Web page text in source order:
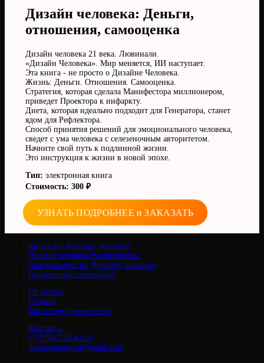
Дизайн человека: Деньги,
отношения, самооценка
Дизайн человека 21 века. Лювинали.
«Дизайн Человека». Мир меняется, ИИ наступает.
Эта книга - не просто о Дизайне Человека.
Жизнь: Деньги. Отношения. Самооценка.
Стратегия, которая сделала Манифестора миллионером,
приведет Проектора к инфаркту.
Диета, которая идеально подходит для Генератора, станет
ядом для Рефлектора.
Способ принятия решений для эмоционального человека,
сведет с ума человека с селезеночным авторитетом.
Начните свой путь к подлинной жизни.
Это инструкция к жизни в новой эпохе.
Тип: электронная книга
Стоимость: 300 ₽
УЗНАТЬ ПОДРОБНЕЕ и ЗАКАЗАТЬ
Книги по Дизайну человека
Дизайн человека Расшифровка
Консультации по Дизайну человека
Подарочный сертификат
Об авторе
Отзывы
Мы в социальных сетях
Контакты
+7(978)-528-42-03
ihumandesignru@gmail.com